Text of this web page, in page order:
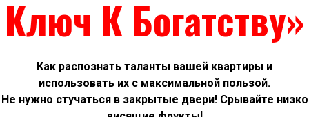
Ключ К Богатству»
Как распознать таланты вашей квартиры и
использовать их с максимальной пользой.
Не нужно стучаться в закрытые двери! Срывайте низко